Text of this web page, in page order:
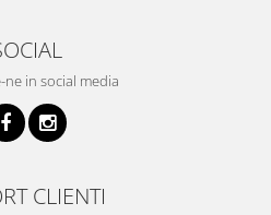
ne in social media
CLIENTI